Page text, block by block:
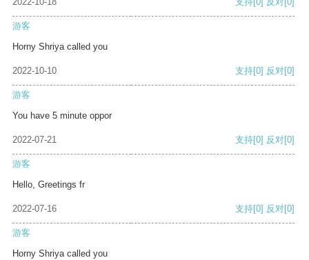
游客
Horny Shriya called you
2022-10-10 支持[0] 反对[0]
游客
You have 5 minute oppor
2022-07-21 支持[0] 反对[0]
游客
Hello, Greetings fr
2022-07-16 支持[0] 反对[0]
游客
Horny Shriya called you